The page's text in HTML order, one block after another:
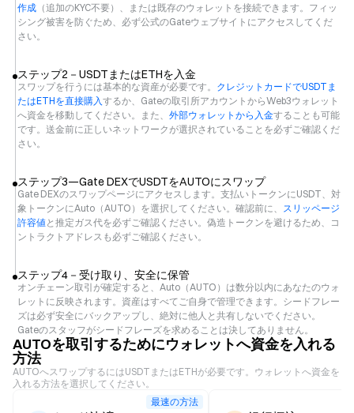
作成 （追加のKYC不要）、または既存のウォレットを接続できます。フィッ
シング被害を防ぐため、必ず公式のGateウェブサイトにアクセスしてくだ
さい。
ステップ2－USDTまたはETHを入金
スワップを行うには基本的な資産が必要です。 クレジットカードでUSDTま
たはETHを直接購入するか、Gateの取引所アカウントからWeb3ウォレット
へ資金を移動してください。また、 外部ウォレットから入金することも可能
です。送金前に正しいネットワークが選択されていることを必ずご確認くだ
さい。
ステップ3—Gate DEXでUSDTをAUTOにスワップ
Gate DEXのスワップページにアクセスします。支払いトークンにUSDT、対
象トークンにAuto（AUTO）を選択してください。確認前に、 スリッページ
許容値と推定ガス代を必ずご確認ください。偽造トークンを避けるため、コ
ントラクトアドレスも必ずご確認ください。
ステップ4－受け取り、安全に保管
オンチェーン取引が確定すると、Auto（AUTO）は数分以内にあなたのウォ
レットに反映されます。資産はすべてご自身で管理できます。シードフレー
ズは必ず安全にバックアップし、絶対に他人と共有しないでください。
Gateのスタッフがシードフレーズを求めることは決してありません。
AUTOを取引するためにウォレットへ資金を入れる
方法
AUTOへスワップするにはUSDTまたはETHが必要です。ウォレットへ資金を
入れる方法を選択してください。
最速の方法